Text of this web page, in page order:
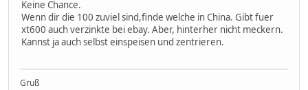
Keine Chance.
Wenn dir die 100 zuviel sind,finde welche in China. Gibt fuer
xt600 auch verzinkte bei ebay. Aber, hinterher nicht meckern.
Kannst ja auch selbst einspeisen und zentrieren.
Gruß